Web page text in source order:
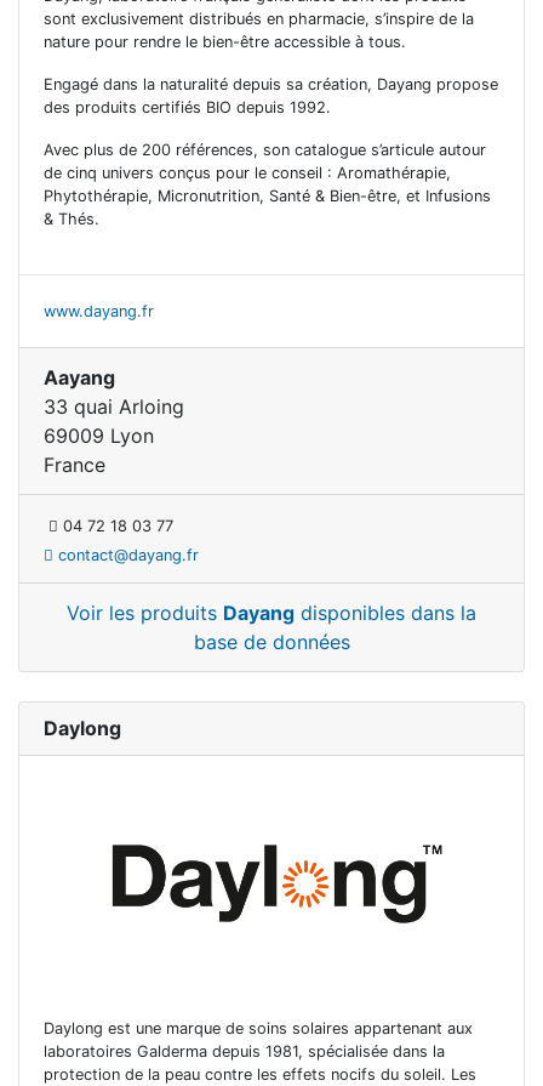
sont exclusivement distribués en pharmacie, s’inspire de la
nature pour rendre le bien-être accessible à tous.
Engagé dans la naturalité depuis sa création, Dayang propose
des produits certifiés BIO depuis 1992.
Avec plus de 200 références, son catalogue s’articule autour
de cinq univers conçus pour le conseil : Aromathérapie,
Phytothérapie, Micronutrition, Santé & Bien-être, et Infusions
& Thés.
www.dayang.fr
Aayang
33 quai Arloing
69009 Lyon
France
04 72 18 03 77
contact@dayang.fr
Voir les produits Dayang disponibles dans la
base de données
Daylong
Daylong est une marque de soins solaires appartenant aux
laboratoires Galderma depuis 1981, spécialisée dans la
protection de la peau contre les effets nocifs du soleil. Les